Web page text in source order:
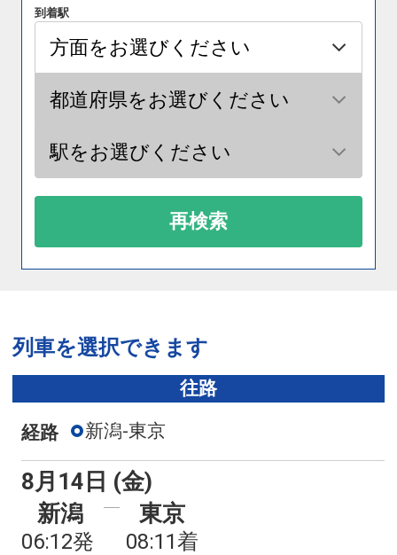
到着駅
再検索
列車を選択できます
往路
経路 新潟-東京
8月14日 (金)
新潟
06:12発
東京
08:11着